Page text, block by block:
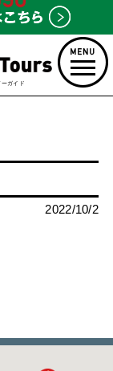
ガイド
2022/10/2